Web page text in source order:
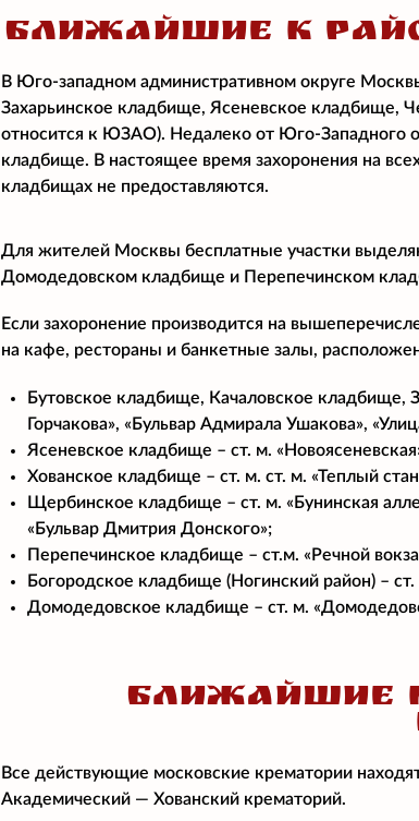
БЛИЖАЙШИЕ К
В Юго-западном административном округе
Захарьинское кладбище, Ясеневское кладбище,
относится к ЮЗАО). Недалеко от Юго-Западного
кладбище. В настоящее время захоронения на
кладбищах не предоставляются.
Для жителей Москвы бесплатные участки
Домодедовском кладбище и Перепечинском
Если захоронение производится на
на кафе, рестораны и банкетные залы,
Бутовское кладбище, Качаловское кладбище,
Горчакова», «Бульвар Адмирала Ушакова»,
Ясеневское кладбище – ст. м.
Хованское кладбище – ст. м. ст. м. «Теплый
Щербинское кладбище – ст. м. «Бунинская
«Бульвар Дмитрия Донского»;
Перепечинское кладбище – ст.м. «Речной
Богородское кладбище (Ногинский район) –
Домодедовское кладбище – ст. м.
БЛИЖАЙШИЕ
Все действующие московские крематории
Академический — Хованский крематорий.